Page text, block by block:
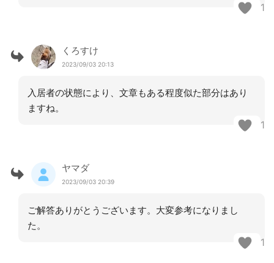
1
くろすけ
2023/09/03 20:13
入居者の状態により、文章もある程度似た部分はあり
ますね。
1
ヤマダ
2023/09/03 20:39
ご解答ありがとうございます。大変参考になりまし
た。
1